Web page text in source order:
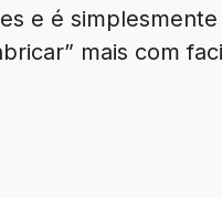
e é simplesmente
mais com